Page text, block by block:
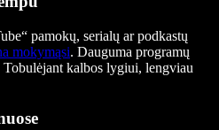
pamokų, serialų ar podkastų
mokymąsi. Dauguma programų
kalbos lygiui, lengviau